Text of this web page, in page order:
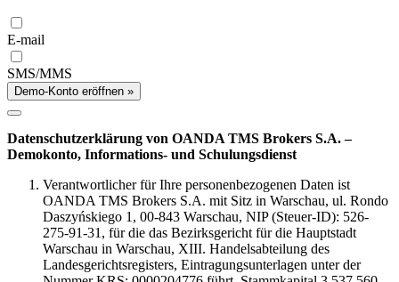
E-mail
SMS/MMS
Demo-Konto eröffnen »
Datenschutzerklärung von OANDA TMS Brokers S.A. –
Demokonto, Informations- und Schulungsdienst
Verantwortlicher für Ihre personenbezogenen Daten ist
OANDA TMS Brokers S.A. mit Sitz in Warschau, ul. Rondo
Daszyńskiego 1, 00-843 Warschau, NIP (Steuer-ID): 526-
275-91-31, für die das Bezirksgericht für die Hauptstadt
Warschau in Warschau, XIII. Handelsabteilung des
Landesgerichtsregisters, Eintragungsunterlagen unter der